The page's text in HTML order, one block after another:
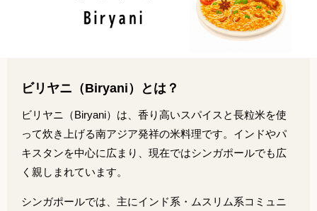
ビリヤニ（Biryani）とは？
ビリヤニ（Biryani）は、香り高いスパイスと長粒米を使
って炊き上げる南アジア発祥の米料理です。インドやパ
キスタンを中心に広まり、現在ではシンガポールでも広
く親しまれています。
シンガポールでは、主にインド系・ムスリム系コミュニ